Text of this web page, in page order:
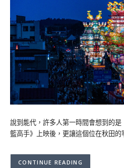
說到能代，許多人第一時間會想到的
籃高手》上映後，更讓這個位在秋田
CONTINUE READING